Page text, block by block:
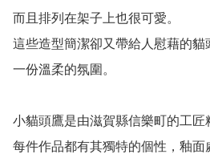
而且排列在架子上也很可愛。
這些造型簡潔卻又帶給人慰藉的
一份溫柔的氛圍。
小貓頭鷹是由滋賀縣信樂町的工匠
每件作品都有其獨特的個性，釉